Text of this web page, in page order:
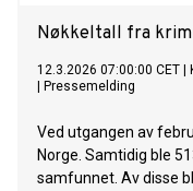
Nøkkeltall fra
12.3.2026 07:00:00 CET
Pressemelding
Ved utgangen av
Norge. Samtidig ble
samfunnet. Av disse